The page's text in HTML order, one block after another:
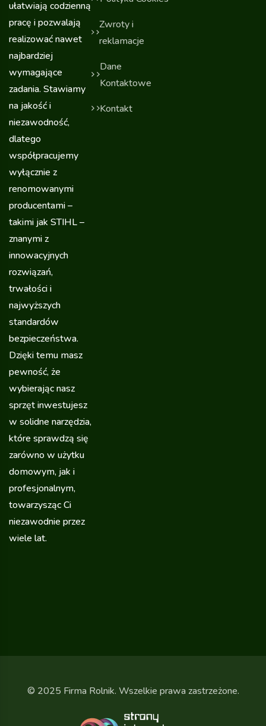
ułatwiają codzienną
pracę i pozwalają
realizować nawet
najbardziej
wymagające
zadania. Stawiamy
na jakość i
niezawodność,
dlatego
współpracujemy
wyłącznie z
renomowanymi
producentami –
takimi jak STIHL –
znanymi z
innowacyjnych
rozwiązań,
trwałości i
najwyższych
standardów
bezpieczeństwa.
Dzięki temu masz
pewność, że
wybierając nasz
sprzęt inwestujesz
w solidne narzędzia,
które sprawdzą się
zarówno w użytku
domowym, jak i
profesjonalnym,
towarzysząc Ci
niezawodnie przez
wiele lat.
Zwroty i
reklamacje
Dane
Kontaktowe
Kontakt
© 2025 Firma Rolnik. Wszelkie prawa zastrzeżone.